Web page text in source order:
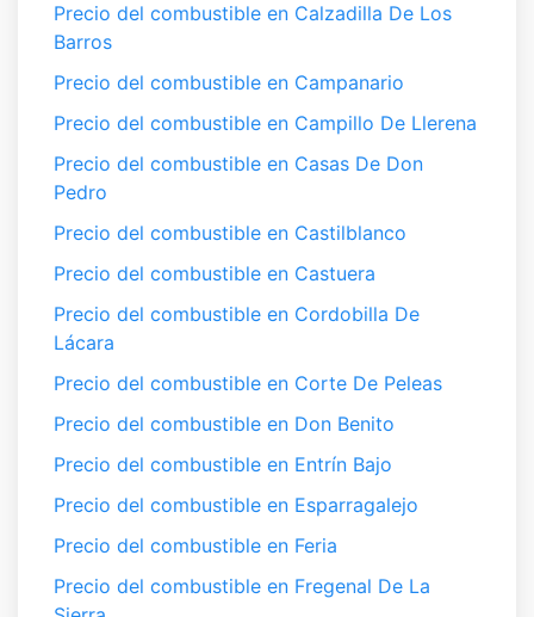
Precio del combustible en Calzadilla De Los
Barros
Precio del combustible en Campanario
Precio del combustible en Campillo De Llerena
Precio del combustible en Casas De Don
Pedro
Precio del combustible en Castilblanco
Precio del combustible en Castuera
Precio del combustible en Cordobilla De
Lácara
Precio del combustible en Corte De Peleas
Precio del combustible en Don Benito
Precio del combustible en Entrín Bajo
Precio del combustible en Esparragalejo
Precio del combustible en Feria
Precio del combustible en Fregenal De La